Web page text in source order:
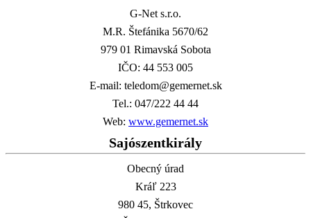
G-Net s.r.o.
M.R. Štefánika 5670/62
979 01 Rimavská Sobota
IČO: 44 553 005
E-mail: teledom@gemernet.sk
Tel.: 047/222 44 44
Web: www.gemernet.sk
Sajószentkirály
Obecný úrad
Kráľ 223
980 45, Štrkovec